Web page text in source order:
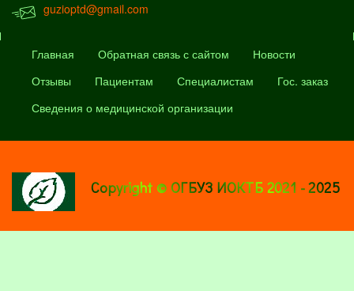
guzioptd@gmail.com
Главная Обратная связь с сайтом
Новости
Отзывы
Пациентам Специалистам
Гос. заказ
Сведения о медицинской организации
Copyright © ОГБУЗ ИОКТБ 2021 - 2025